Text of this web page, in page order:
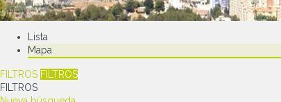
Lista
Mapa
FILTROS FILTROS
FILTROS